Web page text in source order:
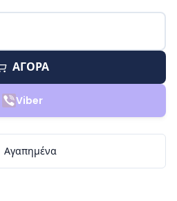
ΑΓΟΡΑ
Viber
Αγαπημένα